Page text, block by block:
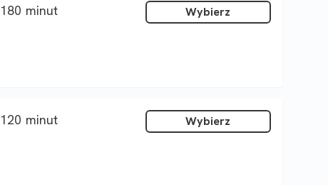
180 minut Wybierz
120 minut Wybierz